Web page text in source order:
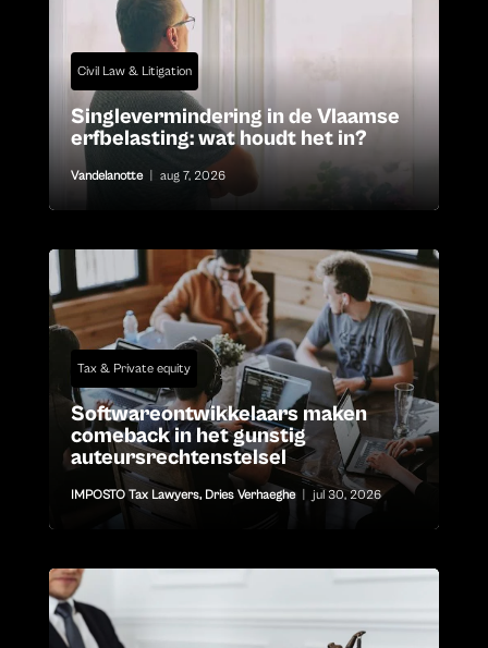
Civil Law & Litigation
Singlevermindering in de Vlaamse
erfbelasting: wat houdt het in?
Vandelanotte aug 7, 2026
Tax & Private equity
Softwareontwikkelaars maken
comeback in het gunstig
auteursrechtenstelsel
IMPOSTO Tax Lawyers, Dries Verhaeghe jul 30, 2026